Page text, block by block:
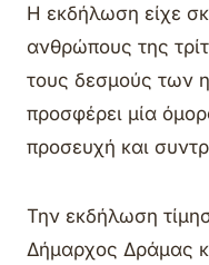
Η εκδήλωση είχε
ανθρώπους της
τους δεσμούς των
προσφέρει μία
προσευχή και
Την εκδήλωση
Δήμαρχος Δράμας